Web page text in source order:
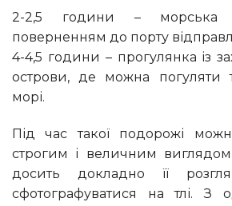
2-2,5 години – морська прогулянка із
поверненням до порту
4-4,5 години – прогулянка із
острови, де можна погуляти
морі.
Під час такої подорожі можна помилуватися
строгим і величним виглядом
досить докладно її
сфотографуватися на тлі. З